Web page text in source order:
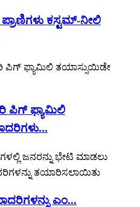
ಕಸ್ಟಮ್-ನೀಲಿ
ಪಿಗ್ ಫ್ಯಾಮಿಲಿ
ಎಂ...